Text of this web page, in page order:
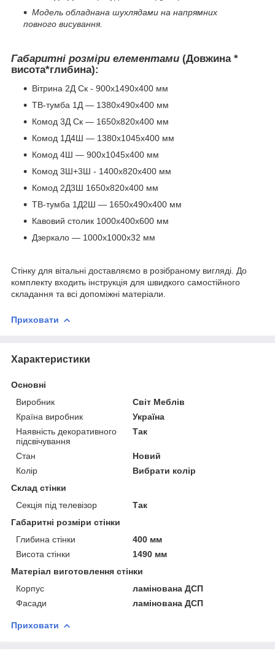
Модель обладнана шухлядами на напрямних
повного висування.
Габаритні розміри елементами (Довжина *
висота*глибина):
Вітрина 2Д Ск - 900х1490х400 мм
ТВ-тумба 1Д — 1380х490х400 мм
Комод 3Д Ск — 1650х820х400 мм
Комод 1Д4Ш — 1380х1045х400 мм
Комод 4Ш — 900х1045х400 мм
Комод 3Ш+3Ш - 1400х820х400 мм
Комод 2Д3Ш 1650х820х400 мм
ТВ-тумба 1Д2Ш — 1650х490х400 мм
Кавовий столик 1000х400х600 мм
Дзеркало — 1000х1000х32 мм
Стінку для вітальні доставляємо в розібраному вигляді. До
комплекту входить інструкція для швидкого самостійного
складання та всі допоміжні матеріали.
Приховати
Характеристики
Основні
Виробник
Світ Меблів
Країна виробник
Україна
Наявність декоративного
підсвічування
Так
Стан
Новий
Колір
Вибрати колір
Склад стінки
Секція під телевізор
Так
Габаритні розміри стінки
Глибина стінки
400 мм
Висота стінки
1490 мм
Матеріал виготовлення стінки
Корпус
ламінована ДСП
Фасади
ламінована ДСП
Приховати